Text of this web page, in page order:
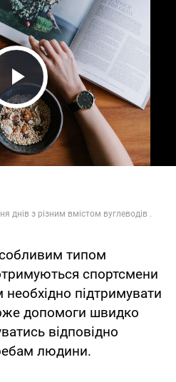
Video
типом
спортсмени
підтримувати
допомоги швидко
відповідно
людини.